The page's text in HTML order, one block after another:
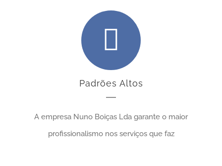
Padrões Altos
A empresa Nuno Boiças Lda garante o maior
profissionalismo nos serviços que faz